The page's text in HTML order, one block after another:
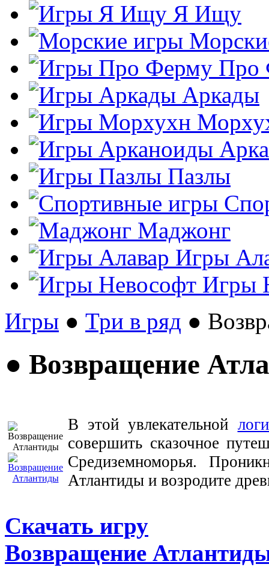
Я Ищу
Про
Аркады
Пазлы
Маджонг
Игры
Игры
Игры ● Три в ряд ●
● Возвращение
В этой увлекательной
совершить сказочное
Средиземноморья.
Атлантиды и возродите
Скачать игру
Возвращение